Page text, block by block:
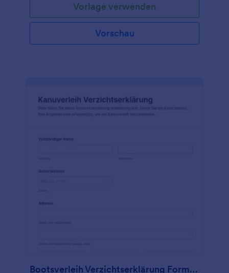
Vorlage verwenden
Vorschau
Bootsverleih Verzichtserklärung Formular